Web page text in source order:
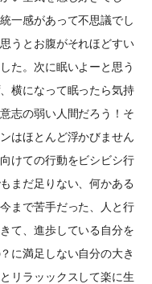
一感があって不思議でし
うとお腹がそれほどすい
た。次に眠いよーと思う
横になって眠ったら気持
志の弱い人間だろう！そ
はほとんど浮かびません
けての行動をビシビシ行
まだ足りない、何かある
まで苦手だった、人と行
て、進歩している自分を
に満足しない自分の大き
リラッックスして楽に生